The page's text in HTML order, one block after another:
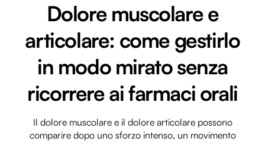
Dolore muscolare e
articolare: come gestirlo
in modo mirato senza
ricorrere ai farmaci orali
Il dolore muscolare e il dolore articolare possono
comparire dopo uno sforzo intenso, un movimento